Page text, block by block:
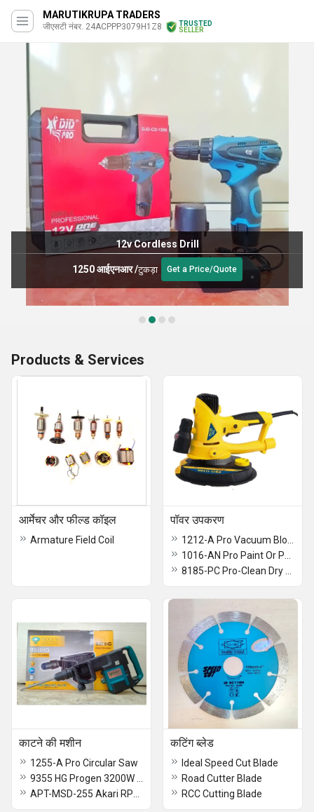
MARUTIKRUPA TRADERS
जीएसटी नंबर. 24ACPPP3079H1Z8
TRUSTED
SELLER
12v Cordless Drill
1250 आईएनआर/टुकड़ा Get a Price/Quote
Products & Services
आर्मेचर और फील्ड कॉइल
Armature Field Coil
पॉवर उपकरण
काटने की मशीन
1255-A Pro Circular Saw
कटिंग ब्लेड
Ideal Speed Cut Blade
Road Cutter Blade
RCC Cutting Blade